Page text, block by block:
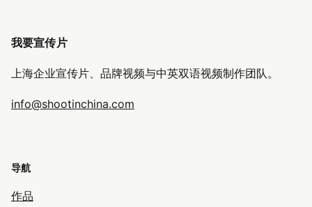
我要宣传片
上海企业宣传片、品牌视频与中英双语视频制作团队。
info@shootinchina.com
导航
作品